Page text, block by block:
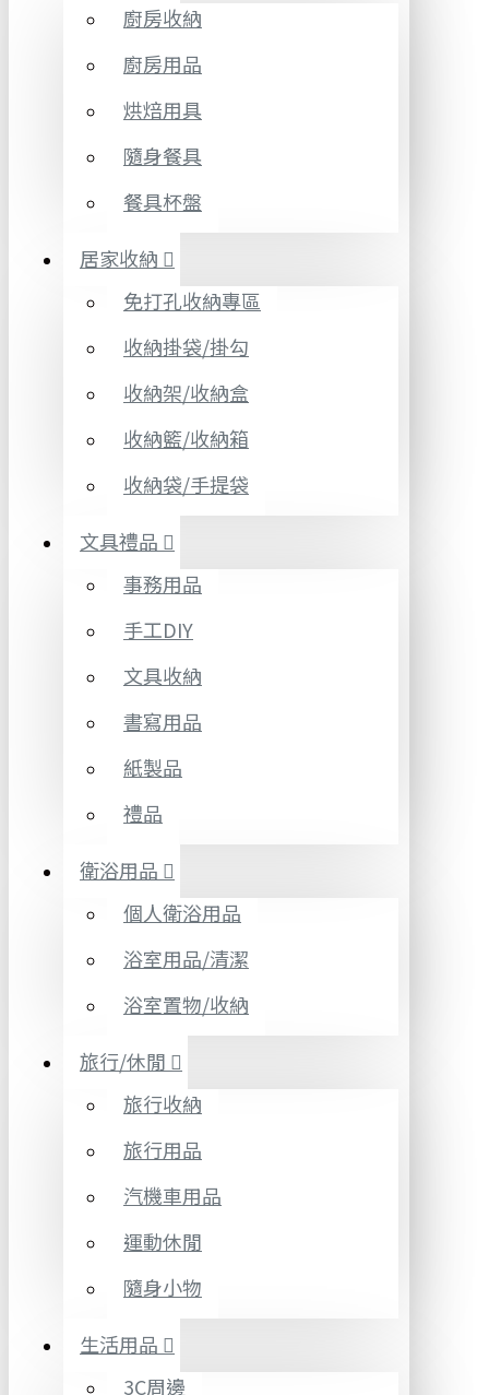
廚房收納
廚房用品
烘焙用具
隨身餐具
餐具杯盤
居家收納
免打孔收納專區
收納掛袋/掛勾
收納架/收納盒
收納籃/收納箱
收納袋/手提袋
文具禮品
事務用品
手工DIY
文具收納
書寫用品
紙製品
禮品
衛浴用品
個人衛浴用品
浴室用品/清潔
浴室置物/收納
旅行/休閒
旅行收納
旅行用品
汽機車用品
運動休閒
隨身小物
生活用品
3C周邊